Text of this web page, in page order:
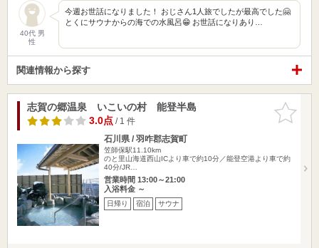
40代 男
性
今週お世話になりました！ おじさん1人旅でしたが最高でした🤗
とくにサウナからの海での水風呂😁 お世話になりあり…
関連情報から探す
お気に入
りに追加
志賀の郷温泉 いこいの村 能登半島
3.0点/ 1 件
石川県 / 羽咋郡志賀町
笠師保駅11.10km
のと里山海道西山ICより車で約10分／能登空港より車で約
40分/JR…
営業時間 13:00～21:00
入浴料金 ～
日帰り 宿泊 サウナ